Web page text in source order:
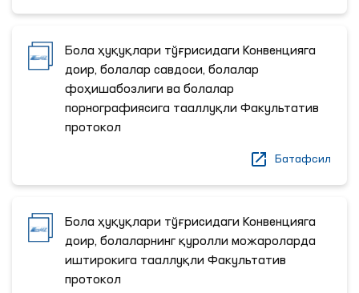
Бола ҳуқуқлари тўғрисидаги Конвенцияга
доир, болалар савдоси, болалар
фоҳишабозлиги ва болалар
порнографиясига тааллуқли Факультатив
протокол
Батафсил
Бола ҳуқуқлари тўғрисидаги Конвенцияга
доир, болаларнинг қуролли можароларда
иштирокига тааллуқли Факультатив
протокол